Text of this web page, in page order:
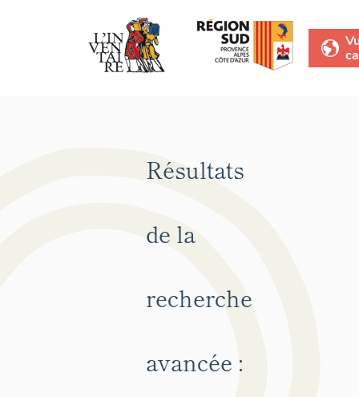
Résultats
de la
recherche
avancée :